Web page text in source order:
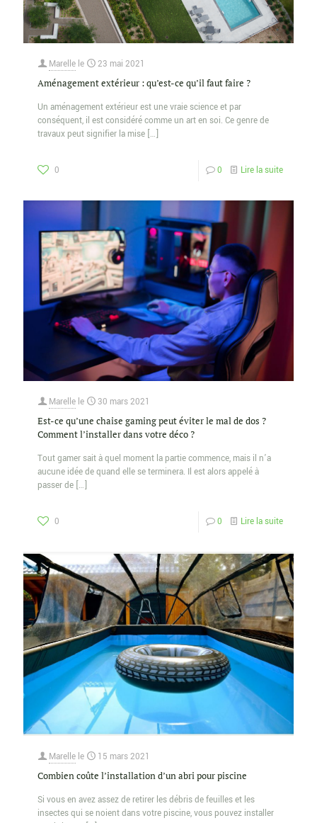
Marelle le 23 mai 2021
Aménagement extérieur : qu’est-ce qu’il faut faire ?
Un aménagement extérieur est une vraie science et par
conséquent, il est considéré comme un art en soi. Ce genre de
travaux peut signifier la mise […]
0 0 Lire la suite
Marelle le 30 mars 2021
Est-ce qu’une chaise gaming peut éviter le mal de dos ?
Comment l’installer dans votre déco ?
Tout gamer sait à quel moment la partie commence, mais il n’a
aucune idée de quand elle se terminera. Il est alors appelé à
passer de […]
0 0 Lire la suite
Marelle le 15 mars 2021
Combien coûte l’installation d’un abri pour piscine
Si vous en avez assez de retirer les débris de feuilles et les
insectes qui se noient dans votre piscine, vous pouvez installer